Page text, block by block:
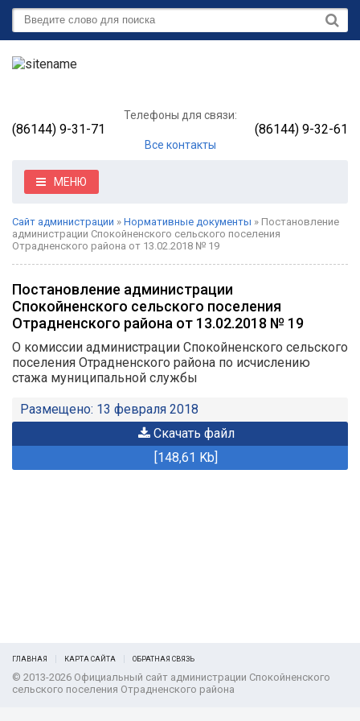
Телефоны для связи:
(86144) 9-31-71 (86144) 9-32-61
Все контакты
МЕНЮ
Сайт администрации » Нормативные документы » Постановление
администрации Спокойненского сельского поселения
Отрадненского района от 13.02.2018 № 19
Постановление администрации
Спокойненского сельского поселения
Отрадненского района от 13.02.2018 № 19
О комиссии администрации Спокойненского сельского
поселения Отрадненского района по исчислению
стажа муниципальной службы
Размещено: 13 февраля 2018
Скачать файл
[148,61 Kb]
ГЛАВНАЯ КАРТА САЙТА ОБРАТНАЯ СВЯЗЬ
© 2013-2026 Официальный сайт администрации Спокойненского
сельского поселения Отрадненского района